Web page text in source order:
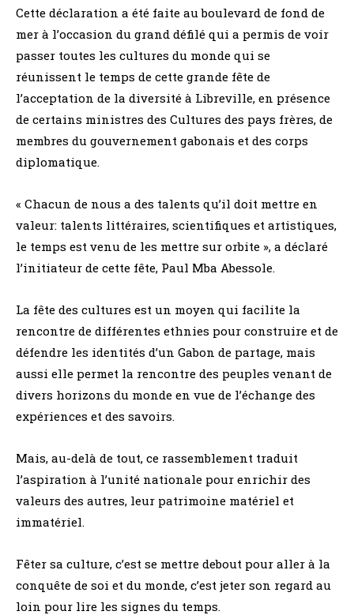
Cette déclaration a été faite au boulevard de fond de
mer à l’occasion du grand défilé qui a permis de voir
passer toutes les cultures du monde qui se
réunissent le temps de cette grande fête de
l’acceptation de la diversité à Libreville, en présence
de certains ministres des Cultures des pays frères, de
membres du gouvernement gabonais et des corps
diplomatique.
« Chacun de nous a des talents qu’il doit mettre en
valeur: talents littéraires, scientifiques et artistiques,
le temps est venu de les mettre sur orbite », a déclaré
l’initiateur de cette fête, Paul Mba Abessole.
La fête des cultures est un moyen qui facilite la
rencontre de différentes ethnies pour construire et de
défendre les identités d’un Gabon de partage, mais
aussi elle permet la rencontre des peuples venant de
divers horizons du monde en vue de l’échange des
expériences et des savoirs.
Mais, au-delà de tout, ce rassemblement traduit
l’aspiration à l’unité nationale pour enrichir des
valeurs des autres, leur patrimoine matériel et
immatériel.
Fêter sa culture, c’est se mettre debout pour aller à la
conquête de soi et du monde, c’est jeter son regard au
loin pour lire les signes du temps.